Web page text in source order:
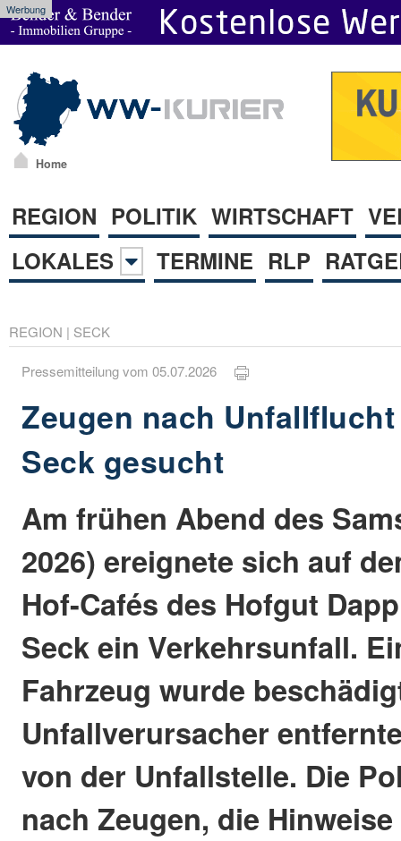
Werbung
Home
REGION POLITIK WIRTSCHAFT
LOKALES
TERMINE RLP
REGION | SECK
Pressemitteilung vom 05.07.2026
Zeugen nach
Seck gesucht
Am frühen Abend des
2026) ereignete sich auf
Hof-Cafés des Hofgut
Seck ein Verkehrsunfall.
Fahrzeug wurde
Unfallverursacher
von der Unfallstelle. Die
nach Zeugen, die